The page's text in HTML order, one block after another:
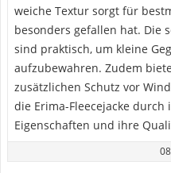
weiche Textur sorgt für
besonders gefallen hat. Die
sind praktisch, um kleine
aufzubewahren. Zudem
zusätzlichen Schutz vor
die Erima-Fleecejacke
Eigenschaften und ihre